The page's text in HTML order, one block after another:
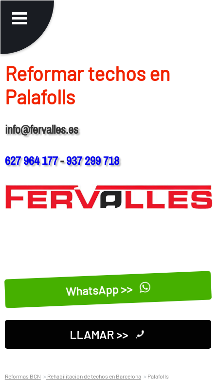
Reformar techos en
Palafolls
info@fervalles.es
627 964 177-937 299 718
WhatsApp >>
LLAMAR >>
Reformas BCN Rehabilitacion de techos en Barcelona Palafolls